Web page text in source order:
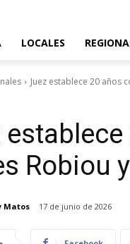
LOCALES
Juez establece 20 años
Robiou
Matos 17 de junio de 2026